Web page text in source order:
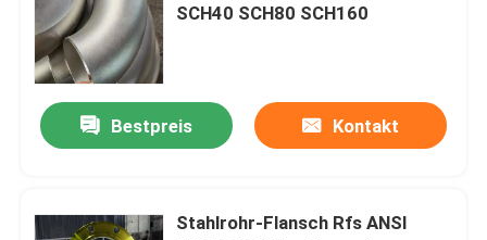
SCH40 SCH80 SCH160
Bestpreis Kontakt
Stahlrohr-Flansch Rfs ANSI